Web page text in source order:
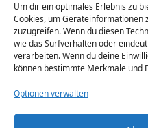
Um dir ein optimales Erlebnis zu
Cookies, um Geräteinformationen
zuzugreifen. Wenn du diesen
wie das Surfverhalten oder
verarbeiten. Wenn du deine
können bestimmte Merkmale und
Optionen verwalten